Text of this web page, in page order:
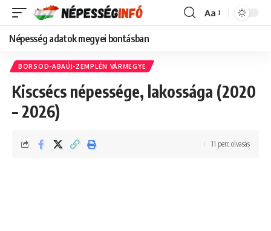
Font
Aa
Népesség adatok megyei bontásban
BORSOD-ABAÚJ-ZEMPLÉN VÁRMEGYE
Kiscsécs népessége, lakossága (2020
– 2026)
11 perc olvasás